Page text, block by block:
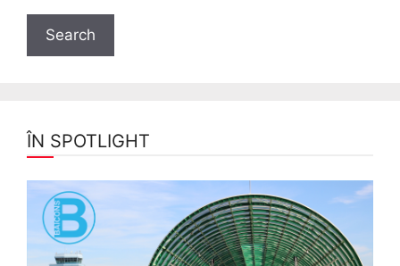
ÎN SPOTLIGHT